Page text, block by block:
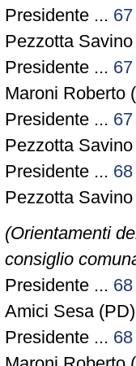
Presidente ... 67
Pezzotta
Presidente ... 67
Maroni Roberto
Presidente ... 67
Pezzotta
Presidente ... 68
Pezzotta
(Orientamenti
consiglio
Presidente ... 68
Amici Sesa
Presidente ... 68